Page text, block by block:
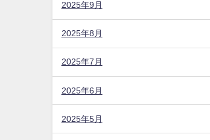
2025年9月
2025年8月
2025年7月
2025年6月
2025年5月